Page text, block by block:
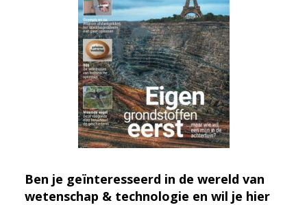
Ben je geïnteresseerd in de wereld van
wetenschap & technologie en wil je hier